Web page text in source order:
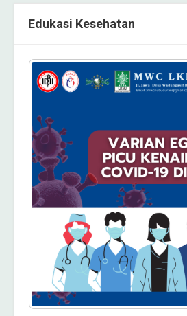
Edukasi Kesehatan